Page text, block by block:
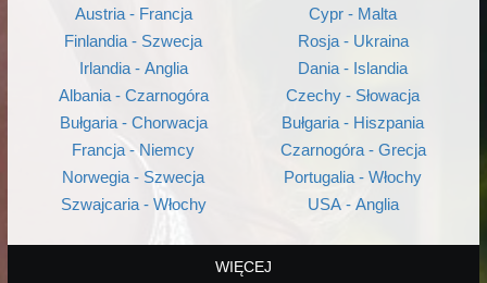
Austria - Francja
Finlandia - Szwecja
Irlandia - Anglia
Albania - Czarnogóra
Bułgaria - Chorwacja
Francja - Niemcy
Norwegia - Szwecja
Szwajcaria - Włochy
Cypr - Malta
Rosja - Ukraina
Dania - Islandia
Czechy - Słowacja
Bułgaria - Hiszpania
Czarnogóra - Grecja
Portugalia - Włochy
USA - Anglia
WIĘCEJ